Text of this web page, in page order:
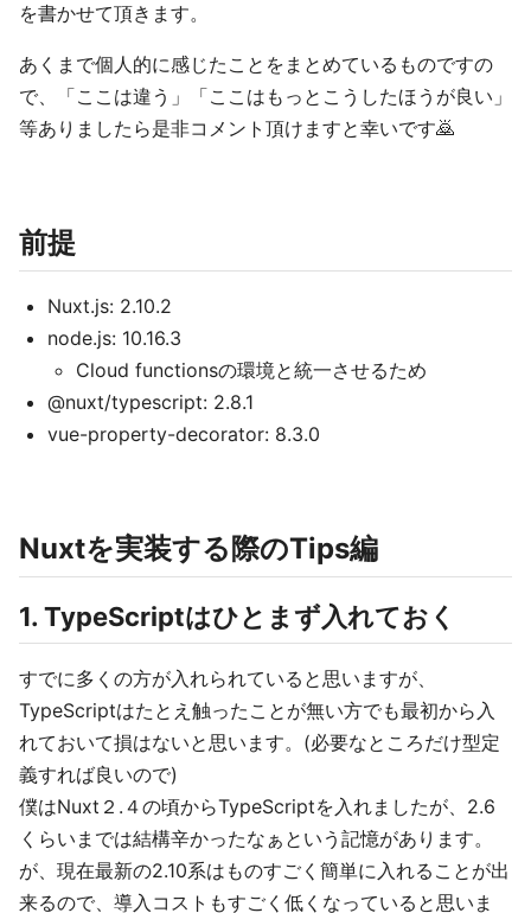
を書かせて頂きます。
あくまで個人的に感じたことをまとめているものですの
で、「ここは違う」「ここはもっとこうしたほうが良い」
等ありましたら是非コメント頂けますと幸いです🙇
前提
Nuxt.js: 2.10.2
node.js: 10.16.3
Cloud functionsの環境と統一させるため
@nuxt/typescript: 2.8.1
vue-property-decorator: 8.3.0
Nuxtを実装する際のTips編
1. TypeScriptはひとまず入れておく
すでに多くの方が入れられていると思いますが、
TypeScriptはたとえ触ったことが無い方でも最初から入
れておいて損はないと思います。(必要なところだけ型定
義すれば良いので)
僕はNuxt２.４の頃からTypeScriptを入れましたが、2.6
くらいまでは結構辛かったなぁという記憶があります。
が、現在最新の2.10系はものすごく簡単に入れることが出
来るので、導入コストもすごく低くなっていると思いま